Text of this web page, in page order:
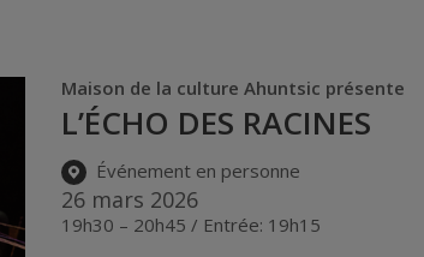
Maison de la culture Ahuntsic présente
L’ÉCHO DES RACINES
Événement en personne
26 mars 2026
19h30 – 20h45 / Entrée: 19h15